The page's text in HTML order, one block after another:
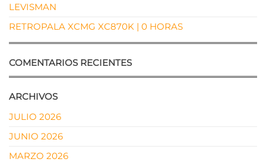
LEVISMAN
RETROPALA XCMG XC870K | 0 HORAS
COMENTARIOS RECIENTES
ARCHIVOS
JULIO 2026
JUNIO 2026
MARZO 2026